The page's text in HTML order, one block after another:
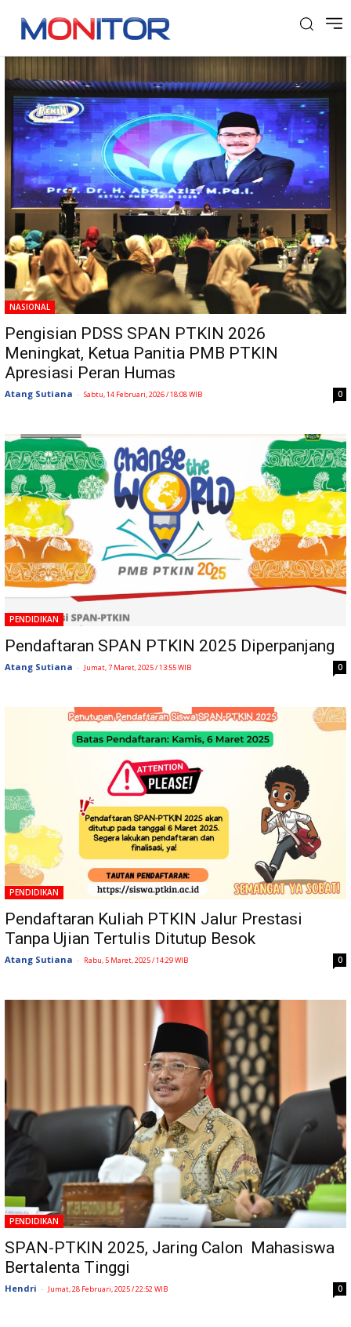
Tag: SPAN PTKIN
NASIONAL
Pengisian PDSS SPAN PTKIN 2026
Meningkat, Ketua Panitia PMB PTKIN
Apresiasi Peran Humas
Atang Sutiana - Sabtu, 14 Februari, 2026 / 18:08 WIB 0
PENDIDIKAN
Pendaftaran SPAN PTKIN 2025 Diperpanjang
Atang Sutiana - Jumat, 7 Maret, 2025 / 13:55 WIB 0
PENDIDIKAN
Pendaftaran Kuliah PTKIN Jalur Prestasi
Tanpa Ujian Tertulis Ditutup Besok
Atang Sutiana - Rabu, 5 Maret, 2025 / 14:29 WIB 0
PENDIDIKAN
SPAN-PTKIN 2025, Jaring Calon Mahasiswa
Bertalenta Tinggi
Hendri - Jumat, 28 Februari, 2025 / 22:52 WIB 0